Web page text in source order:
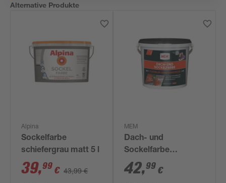
Alternative Produkte
Alpina
Sockelfarbe
schiefergrau matt 5 l
39,99 € 43,99 €
MEM
Dach- und
Sockelfarbe
ziegelrot 5 kg
42,99 €